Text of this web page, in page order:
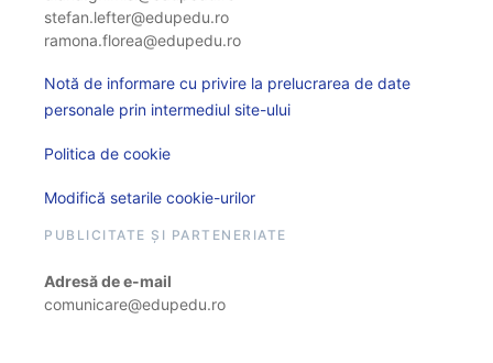
stefan.lefter@edupedu.ro
ramona.florea@edupedu.ro
Notă de informare cu privire la prelucrarea de date
personale prin intermediul site-ului
Politica de cookie
Modifică setarile cookie-urilor
PUBLICITATE ȘI PARTENERIATE
Adresă de e-mail
comunicare@edupedu.ro